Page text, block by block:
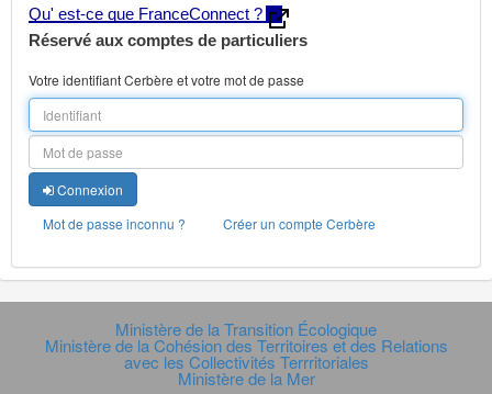
Qu' est-ce que FranceConnect ?
Réservé aux comptes de particuliers
Votre identifiant Cerbère et votre mot de passe
Connexion
Mot de passe inconnu ?
Créer un compte Cerbère
Ministère de la Transition Écologique
Ministère de la Cohésion des Territoires et des Relations
avec les Collectivités Terrritoriales
Ministère de la Mer